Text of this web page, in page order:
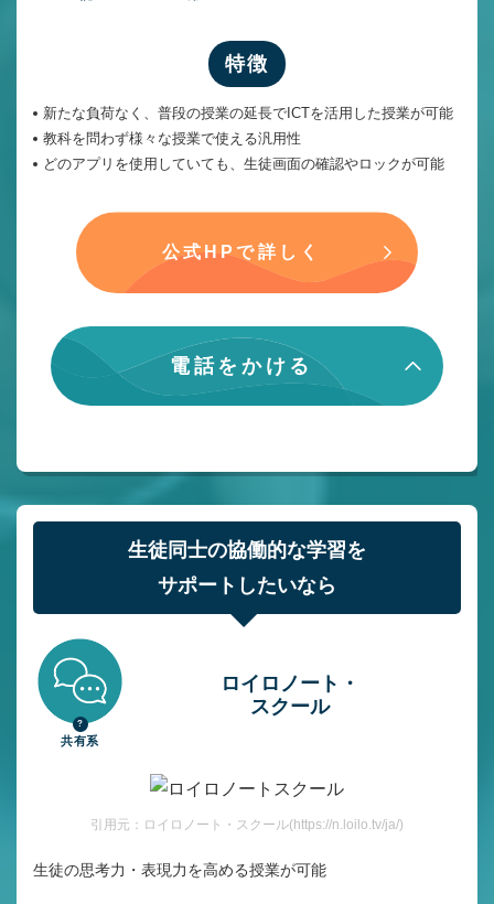
特徴
新たな負荷なく、普段の授業の延長でICTを活用した授業が可能
教科を問わず様々な授業で使える汎用性
どのアプリを使用していても、生徒画面の確認やロックが可能
公式HPで詳しく
電話をかける
生徒同士の協働的な学習を
サポートしたいなら
共有系
ロイロノート・
スクール
引用元：ロイロノート・スクール(https://n.loilo.tv/ja/)
生徒の思考力・表現力を高める授業が可能